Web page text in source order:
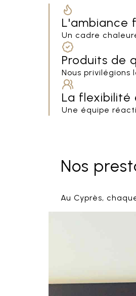
L'ambiance
Un cadre
Produits de
Nous
La
Une équipe
Nos
Au Cyprès,